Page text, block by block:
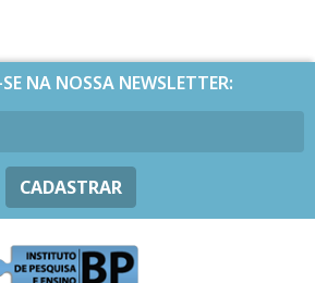
NA NOSSA NEWSLETTER:
CADASTRAR